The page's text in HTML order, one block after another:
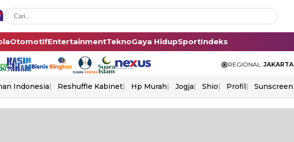
OtomotifEntertainmentTeknoGaya HidupSportIndeks
REGIONAL: JAKARTA
Indonesia Reshuffle Kabinet Hp Murah Jogja Shio Profil Sunscreen